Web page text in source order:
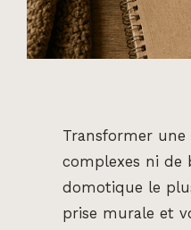
Transformer
complexes ni de
domotique le
prise murale et